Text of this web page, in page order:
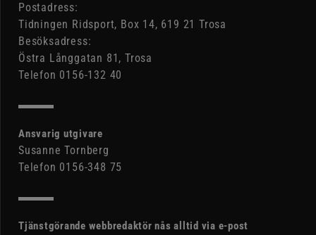
Postadress:
Tidningen Ridsport, Box 14, 619 21 Trosa
Besöksadress:
Östra Långgatan 81, Trosa
Telefon 0156-132 40
Ansvarig utgivare
Susanne Tornberg
Telefon 0156-348 75
Tjänstgörande webbredaktör nås alltid via e-post